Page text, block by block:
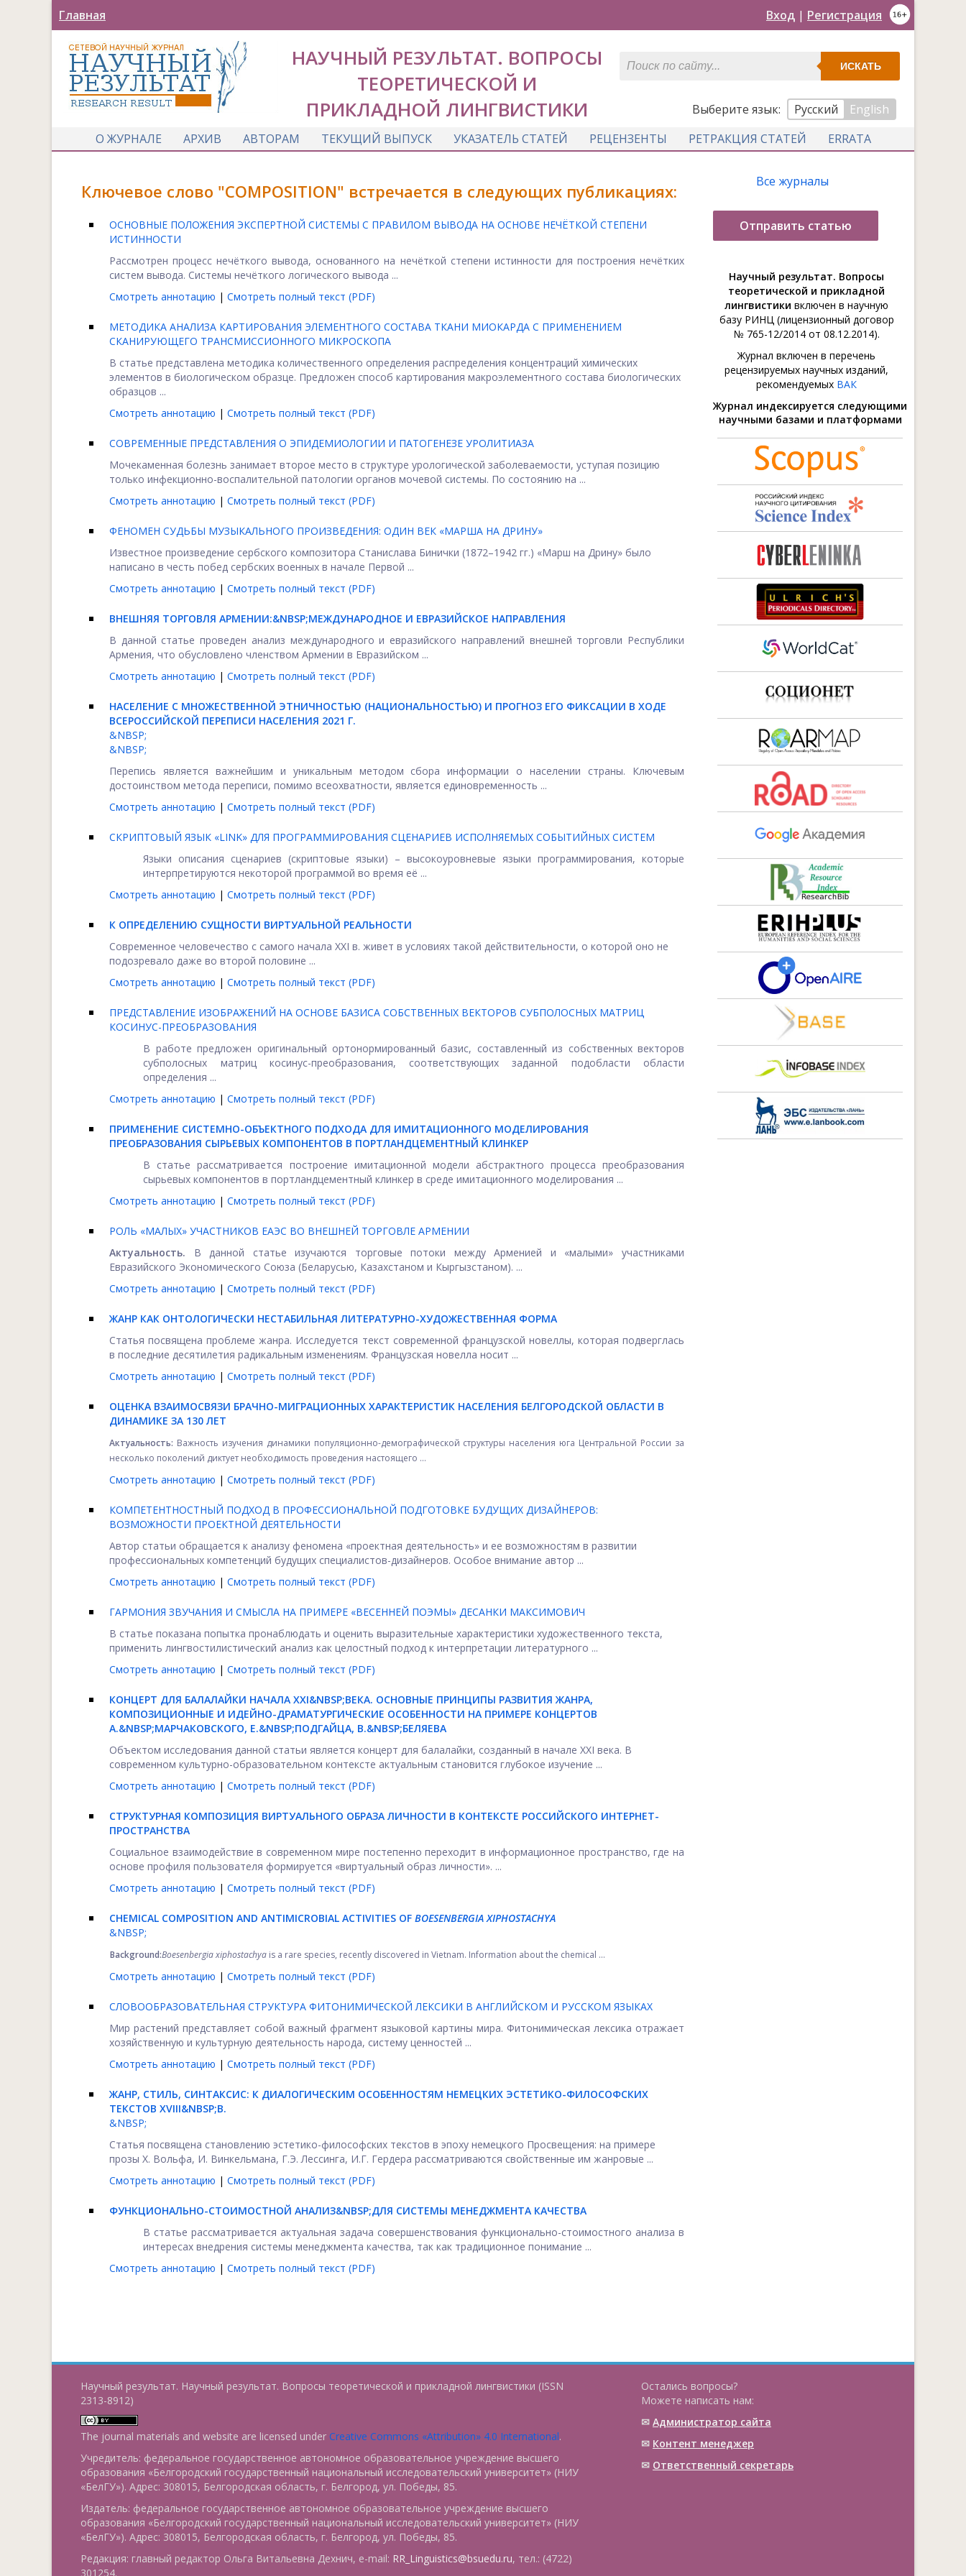
Главная Вход | Регистрация
НАУЧНЫЙ РЕЗУЛЬТАТ. ВОПРОСЫ
ТЕОРЕТИЧЕСКОЙ И
ПРИКЛАДНОЙ ЛИНГВИСТИКИ
ИСКАТЬ
Выберите язык: Русский
English
О ЖУРНАЛЕ
АРХИВ АВТОРАМ ТЕКУЩИЙ ВЫПУСК УКАЗАТЕЛЬ СТАТЕЙ РЕЦЕНЗЕНТЫ РЕТРАКЦИЯ СТАТЕЙ ERRATA
Ключевое слово "COMPOSITION" встречается в следующих публикациях:
ОСНОВНЫЕ ПОЛОЖЕНИЯ ЭКСПЕРТНОЙ СИСТЕМЫ С ПРАВИЛОМ ВЫВОДА НА ОСНОВЕ НЕЧЁТКОЙ СТЕПЕНИ
ИСТИННОСТИ
Рассмотрен процесс нечёткого вывода, основанного на нечёткой степени истинности для построения нечётких
систем вывода. Системы нечёткого логического вывода ...
Смотреть аннотацию | Смотреть полный текст (PDF)
МЕТОДИКА АНАЛИЗА КАРТИРОВАНИЯ ЭЛЕМЕНТНОГО СОСТАВА ТКАНИ МИОКАРДА С ПРИМЕНЕНИЕМ
СКАНИРУЮЩЕГО ТРАНСМИССИОННОГО МИКРОСКОПА
В статье представлена методика количественного определения распределения концентраций химических
элементов в биологическом образце. Предложен способ картирования макроэлементного состава биологических
образцов ...
Смотреть аннотацию | Смотреть полный текст (PDF)
СОВРЕМЕННЫЕ ПРЕДСТАВЛЕНИЯ О ЭПИДЕМИОЛОГИИ И ПАТОГЕНЕЗЕ УРОЛИТИАЗА
Мочекаменная болезнь занимает второе место в структуре урологической заболеваемости, уступая позицию
только инфекционно-воспалительной патологии органов мочевой системы. По состоянию на ...
Смотреть аннотацию | Смотреть полный текст (PDF)
ФЕНОМЕН СУДЬБЫ МУЗЫКАЛЬНОГО ПРОИЗВЕДЕНИЯ: ОДИН ВЕК «МАРША НА ДРИНУ»
Известное произведение сербского композитора Станислава Бинички (1872–1942 гг.) «Марш на Дрину» было
написано в честь побед сербских военных в начале Первой ...
Смотреть аннотацию | Смотреть полный текст (PDF)
ВНЕШНЯЯ ТОРГОВЛЯ АРМЕНИИ:&NBSP;МЕЖДУНАРОДНОЕ И ЕВРАЗИЙСКОЕ НАПРАВЛЕНИЯ
В данной статье проведен анализ международного и евразийского направлений внешней торговли Республики
Армения, что обусловлено членством Армении в Евразийском ...
Смотреть аннотацию | Смотреть полный текст (PDF)
НАСЕЛЕНИЕ С МНОЖЕСТВЕННОЙ ЭТНИЧНОСТЬЮ (НАЦИОНАЛЬНОСТЬЮ) И ПРОГНОЗ ЕГО ФИКСАЦИИ В ХОДЕ
ВСЕРОССИЙСКОЙ ПЕРЕПИСИ НАСЕЛЕНИЯ 2021 Г.
&NBSP;
&NBSP;
Перепись является важнейшим и уникальным методом сбора информации о населении страны. Ключевым
достоинством метода переписи, помимо всеохватности, является единовременность ...
Смотреть аннотацию | Смотреть полный текст (PDF)
СКРИПТОВЫЙ ЯЗЫК «LINK» ДЛЯ ПРОГРАММИРОВАНИЯ СЦЕНАРИЕВ ИСПОЛНЯЕМЫХ СОБЫТИЙНЫХ СИСТЕМ
Языки описания сценариев (скриптовые языки) – высокоуровневые языки программирования, которые
интерпретируются некоторой программой во время её ...
Смотреть аннотацию | Смотреть полный текст (PDF)
К ОПРЕДЕЛЕНИЮ СУЩНОСТИ ВИРТУАЛЬНОЙ РЕАЛЬНОСТИ
Современное человечество с самого начала XXI в. живет в условиях такой действительности, о которой оно не
подозревало даже во второй половине ...
Смотреть аннотацию | Смотреть полный текст (PDF)
ПРЕДСТАВЛЕНИЕ ИЗОБРАЖЕНИЙ НА ОСНОВЕ БАЗИСА СОБСТВЕННЫХ ВЕКТОРОВ СУБПОЛОСНЫХ МАТРИЦ
КОСИНУС-ПРЕОБРАЗОВАНИЯ
В работе предложен оригинальный ортонормированный базис, составленный из собственных векторов
субполосных матриц косинус-преобразования, соответствующих заданной подобласти области
определения ...
Смотреть аннотацию | Смотреть полный текст (PDF)
ПРИМЕНЕНИЕ СИСТЕМНО-ОБЪЕКТНОГО ПОДХОДА ДЛЯ ИМИТАЦИОННОГО МОДЕЛИРОВАНИЯ
ПРЕОБРАЗОВАНИЯ СЫРЬЕВЫХ КОМПОНЕНТОВ В ПОРТЛАНДЦЕМЕНТНЫЙ КЛИНКЕР
В статье рассматривается построение имитационной модели абстрактного процесса преобразования
сырьевых компонентов в портландцементный клинкер в среде имитационного моделирования ...
Смотреть аннотацию | Смотреть полный текст (PDF)
РОЛЬ «МАЛЫХ» УЧАСТНИКОВ ЕАЭС ВО ВНЕШНЕЙ ТОРГОВЛЕ АРМЕНИИ
Актуальность. В данной статье изучаются торговые потоки между Арменией и «малыми» участниками
Евразийского Экономического Союза (Беларусью, Казахстаном и Кыргызстаном). ...
Смотреть аннотацию | Смотреть полный текст (PDF)
ЖАНР КАК ОНТОЛОГИЧЕСКИ НЕСТАБИЛЬНАЯ ЛИТЕРАТУРНО-ХУДОЖЕСТВЕННАЯ ФОРМА
Статья посвящена проблеме жанра. Исследуется текст современной французской новеллы, которая подверглась
в последние десятилетия радикальным изменениям. Французская новелла носит ...
Смотреть аннотацию | Смотреть полный текст (PDF)
ОЦЕНКА ВЗАИМОСВЯЗИ БРАЧНО-МИГРАЦИОННЫХ ХАРАКТЕРИСТИК НАСЕЛЕНИЯ БЕЛГОРОДСКОЙ ОБЛАСТИ В
ДИНАМИКЕ ЗА 130 ЛЕТ
Актуальность: Важность изучения динамики популяционно-демографической структуры населения юга Центральной России за
несколько поколений диктует необходимость проведения настоящего ...
Смотреть аннотацию | Смотреть полный текст (PDF)
КОМПЕТЕНТНОСТНЫЙ ПОДХОД В ПРОФЕССИОНАЛЬНОЙ ПОДГОТОВКЕ БУДУЩИХ ДИЗАЙНЕРОВ:
ВОЗМОЖНОСТИ ПРОЕКТНОЙ ДЕЯТЕЛЬНОСТИ
Автор статьи обращается к анализу феномена «проектная деятельность» и ее возможностям в развитии
профессиональных компетенций будущих специалистов-дизайнеров. Особое внимание автор ...
Смотреть аннотацию | Смотреть полный текст (PDF)
ГАРМОНИЯ ЗВУЧАНИЯ И СМЫСЛА НА ПРИМЕРЕ «ВЕСЕННЕЙ ПОЭМЫ» ДЕСАНКИ МАКСИМОВИЧ
В статье показана попытка пронаблюдать и оценить выразительные характеристики художественного текста,
применить лингвостилистический анализ как целостный подход к интерпретации литературного ...
Смотреть аннотацию | Смотреть полный текст (PDF)
КОНЦЕРТ ДЛЯ БАЛАЛАЙКИ НАЧАЛА XXI&NBSP;ВЕКА. ОСНОВНЫЕ ПРИНЦИПЫ РАЗВИТИЯ ЖАНРА,
КОМПОЗИЦИОННЫЕ И ИДЕЙНО-ДРАМАТУРГИЧЕСКИЕ ОСОБЕННОСТИ НА ПРИМЕРЕ КОНЦЕРТОВ
А.&NBSP;МАРЧАКОВСКОГО, Е.&NBSP;ПОДГАЙЦА, В.&NBSP;БЕЛЯЕВА
Объектом исследования данной статьи является концерт для балалайки, созданный в начале XXI века. В
современном культурно-образовательном контексте актуальным становится глубокое изучение ...
Смотреть аннотацию | Смотреть полный текст (PDF)
СТРУКТУРНАЯ КОМПОЗИЦИЯ ВИРТУАЛЬНОГО ОБРАЗА ЛИЧНОСТИ В КОНТЕКСТЕ РОССИЙСКОГО ИНТЕРНЕТ-
ПРОСТРАНСТВА
Социальное взаимодействие в современном мире постепенно переходит в информационное пространство, где на
основе профиля пользователя формируется «виртуальный образ личности». ...
Смотреть аннотацию | Смотреть полный текст (PDF)
CHEMICAL COMPOSITION AND ANTIMICROBIAL ACTIVITIES OF BOESENBERGIA XIPHOSTACHYA
&NBSP;
Background:Boesenbergia xiphostachya is a rare species, recently discovered in Vietnam. Information about the chemical ...
Смотреть аннотацию | Смотреть полный текст (PDF)
СЛОВООБРАЗОВАТЕЛЬНАЯ СТРУКТУРА ФИТОНИМИЧЕСКОЙ ЛЕКСИКИ В АНГЛИЙСКОМ И РУССКОМ ЯЗЫКАХ
Мир растений представляет собой важный фрагмент языковой картины мира. Фитонимическая лексика отражает
хозяйственную и культурную деятельность народа, систему ценностей ...
Смотреть аннотацию | Смотреть полный текст (PDF)
ЖАНР, СТИЛЬ, СИНТАКСИС: К ДИАЛОГИЧЕСКИМ ОСОБЕННОСТЯМ НЕМЕЦКИХ ЭСТЕТИКО-ФИЛОСОФСКИХ
ТЕКСТОВ ХVIII&NBSP;В.
&NBSP;
Статья посвящена становлению эстетико-философских текстов в эпоху немецкого Просвещения: на примере
прозы Х. Вольфа, И. Винкельмана, Г.Э. Лессинга, И.Г. Гердера рассматриваются свойственные им жанровые ...
Смотреть аннотацию | Смотреть полный текст (PDF)
ФУНКЦИОНАЛЬНО-СТОИМОСТНОЙ АНАЛИЗ&NBSP;ДЛЯ СИСТЕМЫ МЕНЕДЖМЕНТА КАЧЕСТВА
В статье рассматривается актуальная задача совершенствования функционально-стоимостного анализа в
интересах внедрения системы менеджмента качества, так как традиционное понимание ...
Смотреть аннотацию | Смотреть полный текст (PDF)
Все журналы
Отправить статью
Научный результат. Вопросы
теоретической и прикладной
лингвистики включен в научную
базу РИНЦ (лицензионный договор
№ 765-12/2014 от 08.12.2014).
Журнал включен в перечень
рецензируемых научных изданий,
рекомендуемых ВАК
Журнал индексируется следующими
научными базами и платформами
Научный результат. Научный результат. Вопросы теоретической и прикладной лингвистики (ISSN
2313-8912)
The journal materials and website are licensed under Creative Commons «Attribution» 4.0 International.
Учредитель: федеральное государственное автономное образовательное учреждение высшего
образования «Белгородский государственный национальный исследовательский университет» (НИУ
«БелГУ»). Адрес: 308015, Белгородская область, г. Белгород, ул. Победы, 85.
Издатель: федеральное государственное автономное образовательное учреждение высшего
образования «Белгородский государственный национальный исследовательский университет» (НИУ
«БелГУ»). Адрес: 308015, Белгородская область, г. Белгород, ул. Победы, 85.
Редакция: главный редактор Ольга Витальевна Дехнич, e-mail: RR_Linguistics@bsuedu.ru, тел.: (4722)
301254.
Остались вопросы?
Можете написать нам:
✉ Администратор сайта
✉ Контент менеджер
✉ Ответственный cекретарь